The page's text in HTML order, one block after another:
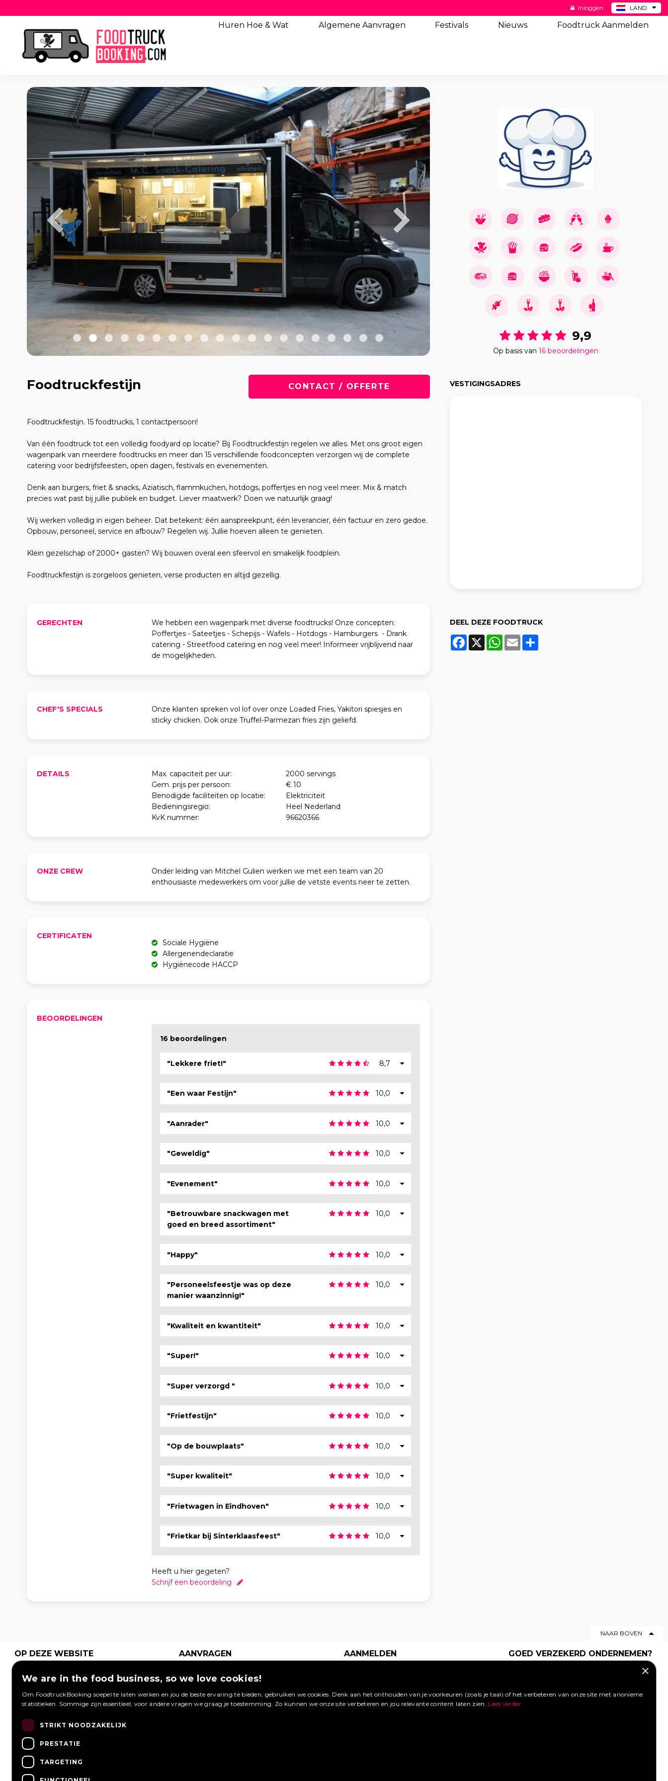
LAND
BE
Inloggen
Huren Hoe & Wat Algemene Aanvragen Festivals Nieuws Foodtruck Aanmelden
Foodtruckfestijn CONTACT / OFFERTE
Foodtruckfestijn. 15 foodtrucks, 1 contactpersoon!
Van één foodtruck tot een volledig foodyard op locatie? Bij Foodtruckfestijn regelen we alles. Met ons groot eigen
wagenpark van meerdere foodtrucks en meer dan 15 verschillende foodconcepten verzorgen wij de complete
catering voor bedrijfsfeesten, open dagen, festivals en evenementen.
Denk aan burgers, friet & snacks, Aziatisch, flammkuchen, hotdogs, poffertjes en nog veel meer. Mix & match
precies wat past bij jullie publiek en budget. Liever maatwerk? Doen we natuurlijk graag!
Wij werken volledig in eigen beheer. Dat betekent: één aanspreekpunt, één leverancier, één factuur en zero gedoe.
Opbouw, personeel, service en afbouw? Regelen wij. Jullie hoeven alleen te genieten.
Klein gezelschap of 2000+ gasten? Wij bouwen overal een sfeervol en smakelijk foodplein.
Foodtruckfestijn is zorgeloos genieten, verse producten en altijd gezellig.
GERECHTEN
We hebben een wagenpark met diverse foodtrucks! Onze concepten:
Poffertjes - Sateetjes - Schepijs - Wafels - Hotdogs - Hamburgers - Drank
catering - Streetfood catering en nog veel meer! Informeer vrijblijvend naar
de mogelijkheden.
CHEF'S SPECIALS
Onze klanten spreken vol lof over onze Loaded Fries, Yakitori spiesjes en
sticky chicken. Ook onze Truffel-Parmezan fries zijn geliefd.
DETAILS Max. capaciteit per uur:
2000 servings
Gem. prijs per persoon:
€ 10
Benodigde faciliteiten op locatie:
Elektriciteit
Bedieningsregio:
Heel Nederland
KvK nummer:
96620366
ONZE CREW
Onder leiding van Mitchel Gulien werken we met een team van 20
enthousiaste medewerkers om voor jullie de vetste events neer te zetten.
CERTIFICATEN
Sociale Hygiëne
Allergenendeclaratie
Hygiënecode HACCP
BEOORDELINGEN
16 beoordelingen
"Lekkere friet!" 8,7
"Een waar Festijn" 10,0
"Aanrader" 10,0
"Geweldig" 10,0
"Evenement" 10,0
"Betrouwbare snackwagen met
goed en breed assortiment"
10,0
"Happy" 10,0
"Personeelsfeestje was op deze
manier waanzinnig!"
10,0
"Kwaliteit en kwantiteit" 10,0
"Super!" 10,0
"Super verzorgd " 10,0
"Frietfestijn" 10,0
"Op de bouwplaats" 10,0
"Super kwaliteit" 10,0
"Frietwagen in Eindhoven" 10,0
"Frietkar bij Sinterklaasfeest" 10,0
Heeft u hier gegeten?
Schrijf een beoordeling
9,9
Op basis van 16 beoordelingen
VESTIGINGSADRES
DEEL DEZE FOODTRUCK
Facebook
X WhatsApp
EmailShare
NAAR BOVEN
OP DEZE WEBSITE
Hoe werkt het
foodtruck?
Bedrijfsfeest
Inloggen
Overzicht
Meest gestelde
vragen
Vacatures
AANVRAGEN
aanvraag waarop
FoodtruckBooking.com
kunnen reageren.
AANMELDEN
vakgebied. Meld je
nu aan en profiteer
GOED VERZEKERD ONDERNEMEN?
Vraag een offerte aan.
×
We are in the food business, so we love cookies!
Om FoodtruckBooking soepel te laten werken en jou de beste ervaring te bieden, gebruiken we cookies. Denk aan het onthouden van je voorkeuren (zoals je taal) of het verbeteren van onze site met anonieme
statistieken. Sommige zijn essentieel, voor andere vragen we graag je toestemming. Zo kunnen we onze site verbeteren en jou relevante content laten zien. Lees verder
STRIKT NOODZAKELIJK
PRESTATIE
TARGETING